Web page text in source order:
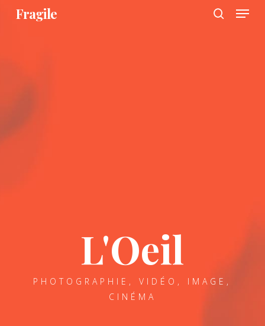
SkipFragile Menu
L'Oeil
PHOTOGRAPHIE, VIDÉO, IMAGE,
CINÉMA